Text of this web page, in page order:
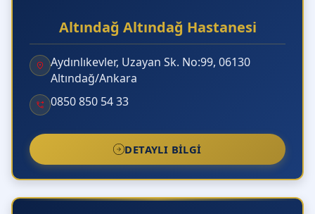
Altındağ Altındağ Hastanesi
Aydınlıkevler, Uzayan Sk. No:99, 06130
Altındağ/Ankara
0850 850 54 33
DETAYLI BILGI